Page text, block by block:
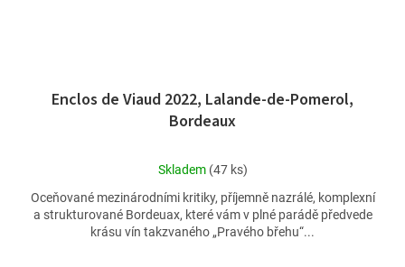
Enclos de Viaud 2022, Lalande-de-Pomerol,
Bordeaux
Průměrné
produktu
je
5,0
Skladem (47 ks)
Oceňované mezinárodními kritiky, příjemně nazrálé, komplexní
a strukturované Bordeuax, které vám v plné parádě předvede
krásu vín takzvaného „Pravého břehu“...